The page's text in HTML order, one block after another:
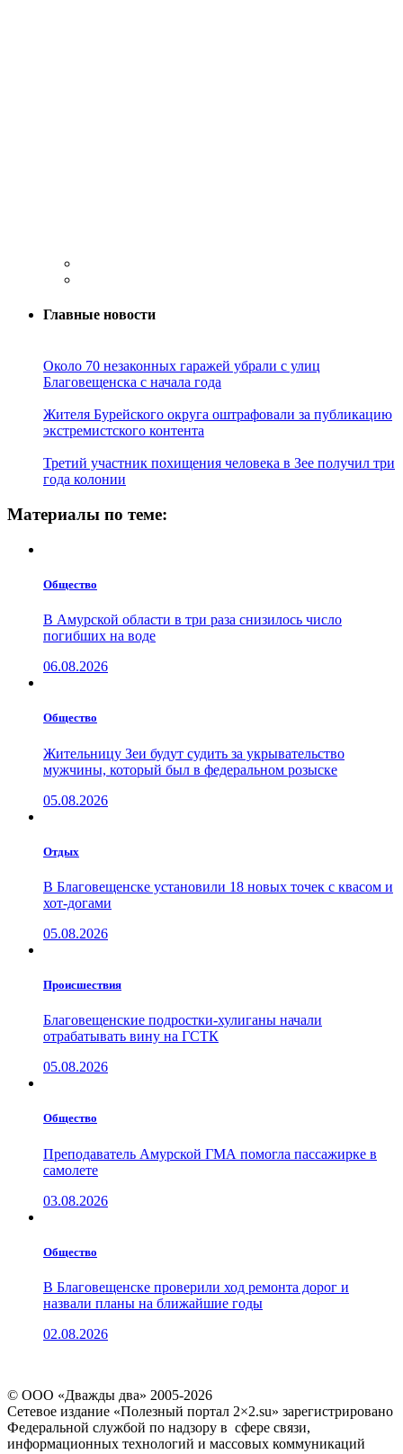
Главные новости
Около 70 незаконных гаражей убрали с улиц
Благовещенска с начала года
Жителя Бурейского округа оштрафовали за публикацию
экстремистского контента
Третий участник похищения человека в Зее получил три
года колонии
Материалы по теме:
Общество
В Амурской области в три раза снизилось число
погибших на воде
06.08.2026
Общество
Жительницу Зеи будут судить за укрывательство
мужчины, который был в федеральном розыске
05.08.2026
Отдых
В Благовещенске установили 18 новых точек с квасом и
хот-догами
05.08.2026
Проиcшествия
Благовещенские подростки-хулиганы начали
отрабатывать вину на ГСТК
05.08.2026
Общество
Преподаватель Амурской ГМА помогла пассажирке в
самолете
03.08.2026
Общество
В Благовещенске проверили ход ремонта дорог и
назвали планы на ближайшие годы
02.08.2026
© ООО «Дважды два» 2005-2026
Сетевое издание «Полезный портал 2×2.su» зарегистрировано
Федеральной службой по надзору в сфере связи,
информационных технологий и массовых коммуникаций